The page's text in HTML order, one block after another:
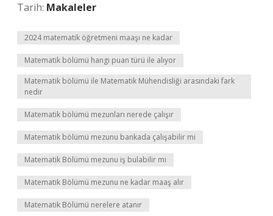
Tarih: Makaleler
2024 matematik öğretmeni maaşı ne kadar
Matematik bölümü hangi puan türü ile alıyor
Matematik bölümü ile Matematik Mühendisliği arasındaki fark
nedir
Matematik bölümü mezunları nerede çalışır
Matematik bölümü mezunu bankada çalışabilir mi
Matematik Bölümü mezunu iş bulabilir mi
Matematik Bölümü mezunu ne kadar maaş alır
Matematik Bölümü nerelere atanır